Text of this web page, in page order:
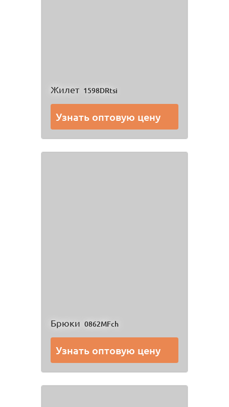
Жилет 1598DRtsi
Узнать оптовую цену
Брюки 0862MFch
Узнать оптовую цену